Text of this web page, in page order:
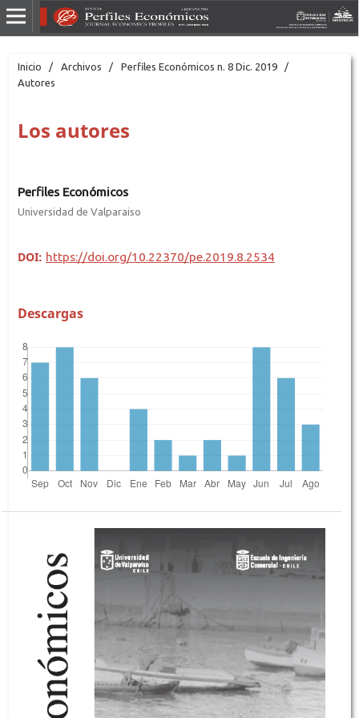
Inicio / Archivos / Perfiles Económicos n. 8 Dic. 2019
/
Autores
Los autores
Perfiles Económicos
Universidad de Valparaiso
DOI: https://doi.org/10.22370/pe.2019.8.2534
Descargas